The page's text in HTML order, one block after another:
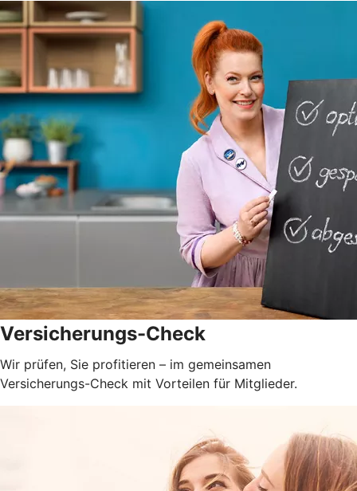
Versicherungs-Check
Wir prüfen, Sie profitieren – im gemeinsamen
Versicherungs-Check mit Vorteilen für Mitglieder.